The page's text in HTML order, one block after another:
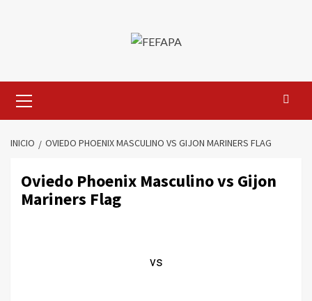
primario
INICIO OVIEDO PHOENIX MASCULINO VS GIJON MARINERS FLAG
Oviedo Phoenix Masculino vs Gijon
Mariners Flag
vs